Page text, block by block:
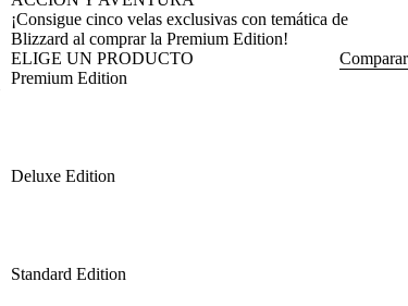
Product Notification
¡Consigue cinco velas exclusivas con temática de
Blizzard al comprar la Premium Edition!
ELIGE UN PRODUCTO
Comparar
Premium Edition
Deluxe Edition
Standard Edition